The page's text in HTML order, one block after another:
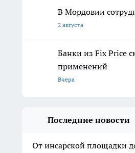
В Мордовии
2 августа
Банки из Fix Price
применений
Вчера
Последние новости
От инсарской площадки